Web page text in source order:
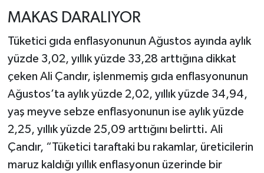
MAKAS DARALIYOR
Tüketici gıda enflasyonunun Ağustos ayında aylık
yüzde 3,02, yıllık yüzde 33,28 arttığına dikkat
çeken Ali Çandır, işlenmemiş gıda enflasyonunun
Ağustos’ta aylık yüzde 2,02, yıllık yüzde 34,94,
yaş meyve sebze enflasyonunun ise aylık yüzde
2,25, yıllık yüzde 25,09 arttığını belirtti. Ali
Çandır, “Tüketici taraftaki bu rakamlar, üreticilerin
maruz kaldığı yıllık enflasyonun üzerinde bir